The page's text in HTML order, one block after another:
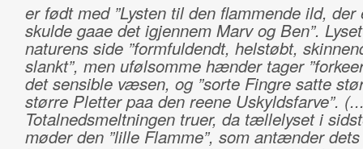
er født med ”Lysten til den flammende ild, der
skulde gaae det igjennem Marv og Ben”.
naturens side ”formfuldendt, helstøbt,
slankt”, men ufølsomme hænder tager
det sensible væsen, og ”sorte Fingre satte
større Pletter paa den reene Uskyldsfarve”.
Totalnedsmeltningen truer, da tællelyset i
møder den ”lille Flamme”, som antænder dets